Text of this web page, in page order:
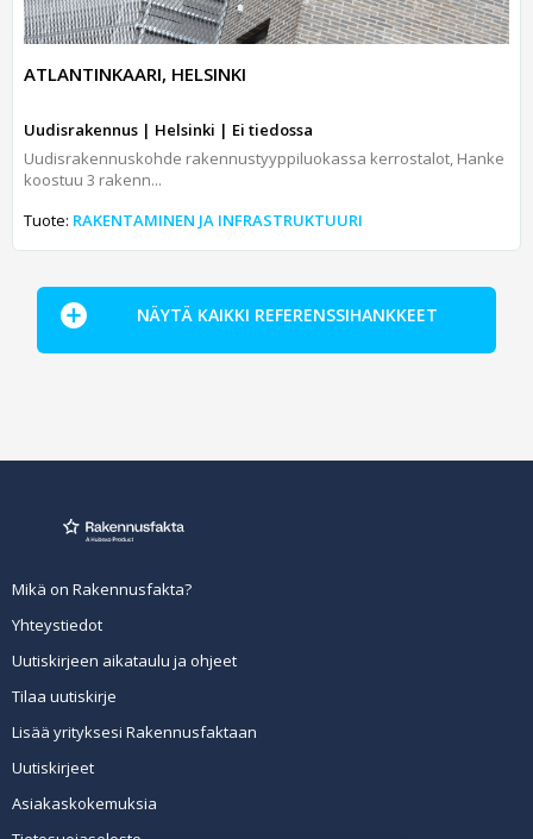
ATLANTINKAARI, HELSINKI
Uudisrakennus | Helsinki | Ei tiedossa
Uudisrakennuskohde rakennustyyppiluokassa kerrostalot, Hanke
koostuu 3 rakenn...
Tuote: RAKENTAMINEN JA INFRASTRUKTUURI
NÄYTÄ KAIKKI REFERENSSIHANKKEET
Mikä on Rakennusfakta?
Yhteystiedot
Uutiskirjeen aikataulu ja ohjeet
Tilaa uutiskirje
Lisää yrityksesi Rakennusfaktaan
Uutiskirjeet
Asiakaskokemuksia